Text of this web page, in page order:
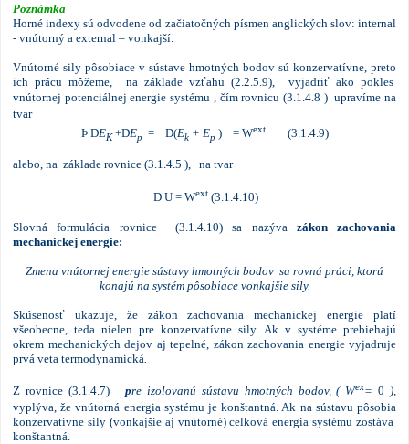
Poznámka
Horné indexy sú odvodene od začiatočných písmen anglických slov: internal
- vnútorný a external – vonkajší.
Vnútorné sily pôsobiace v sústave hmotných bodov sú konzervatívne, preto
ich prácu môžeme, na základe vzťahu (2.2.5.9),
vyjadriť ako pokles
vnútornej potenciálnej energie systému , čím rovnicu (3.1.4.8 ) upravíme na
tvar
Þ DEK+DEp = D(Ek + Ep ) = Wext(3.1.4.9)
alebo, na základe rovnice (3.1.4.5 ), na tvar
D U = Wext (3.1.4.10)
Slovná formulácia rovnice (3.1.4.10) sa nazýva
zákon zachovania
mechanickej energie:
Zmena vnútornej energie sústavy hmotných bodov sa rovná práci, ktorú
konajú na systém pôsobiace vonkajšie sily.
Skúsenosť ukazuje, že zákon zachovania mechanickej energie platí
všeobecne, teda nielen pre konzervatívne sily. Ak v systéme prebiehajú
okrem mechanických dejov aj tepelné, zákon zachovania energie vyjadruje
prvá veta termodynamická
Z rovnice (3.1.4.7) pre izolovanú sústavu hmotných bodov, ( Wex=0 ),
vyplýva, že vnútorná energia systému je konštantná. Ak na sústavu pôsobia
konzervatívne sily (vonkajšie aj vnútorné) celková energia systému zostáva
konštantná.